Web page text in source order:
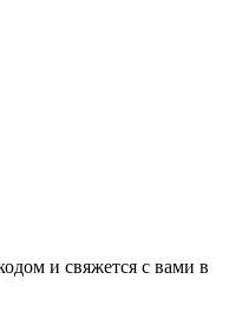
и свяжется с вами в